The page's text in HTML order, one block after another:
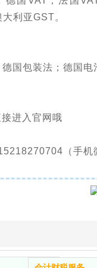
利亚GST。
国包装法；德国电
进入官网哦
（手机